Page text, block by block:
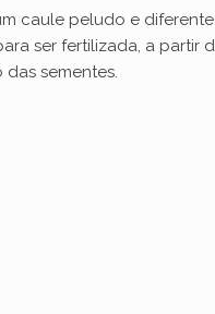
i
caule peludo e
ser fertilizada, a
sementes.